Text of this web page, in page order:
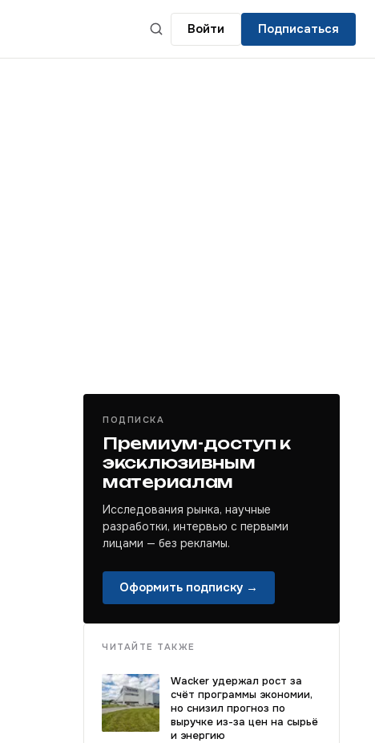
Войти Подписаться
ПОДПИСКА
Премиум-доступ к
эксклюзивным
материалам
Исследования рынка, научные
разработки, интервью с первыми
лицами — без рекламы.
Оформить подписку →
ЧИТАЙТЕ ТАКЖЕ
Wacker удержал рост за
счёт программы экономии,
но снизил прогноз по
выручке из-за цен на сырьё
и энергию